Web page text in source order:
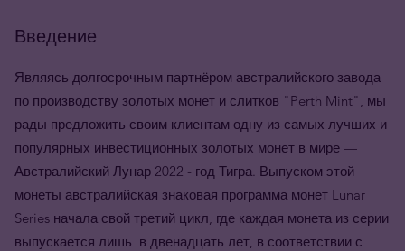
Введение
Являясь долгосрочным партнёром австралийского завода
по производству золотых монет и слитков "Perth Mint", мы
рады предложить своим клиентам одну из самых лучших и
популярных инвестиционных золотых монет в мире —
Австралийский Лунар 2022 - год Тигра. Выпуском этой
монеты австралийская знаковая программа монет Lunar
Series начала свой третий цикл, где каждая монета из серии
выпускается лишь в двенадцать лет, в соответствии с